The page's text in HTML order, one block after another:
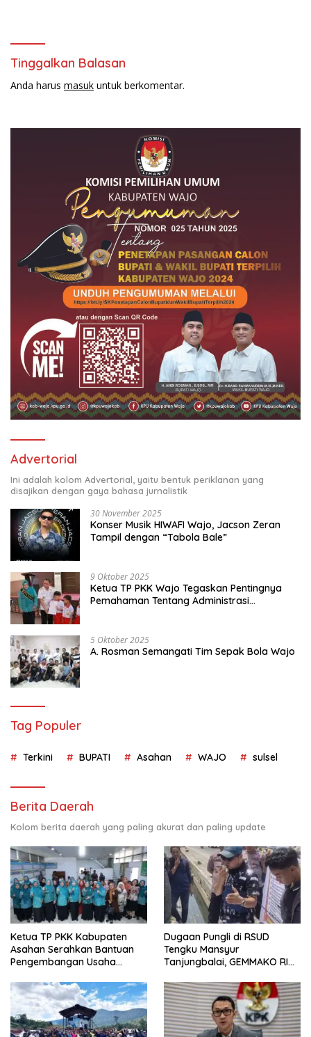
Tinggalkan Balasan
Anda harus masuk untuk berkomentar.
Advertorial
Ini adalah kolom Advertorial, yaitu bentuk periklanan yang
disajikan dengan gaya bahasa jurnalistik
30 November 2025
Konser Musik HIWAFI Wajo, Jacson Zeran
Tampil dengan “Tabola Bale”
9 Oktober 2025
Ketua TP PKK Wajo Tegaskan Pentingnya
Pemahaman Tentang Administrasi
5 Oktober 2025
A. Rosman Semangati Tim Sepak Bola Wajo
Tag Populer
Terkini BUPATI Asahan WAJO sulsel
Berita Daerah
Kolom berita daerah yang paling akurat dan paling update
Ketua TP PKK Kabupaten
Asahan Serahkan Bantuan
Pengembangan Usaha
Pemberdayaan dan
Kesejahteraan Keluarga di
Kelurahan Sentang
Dugaan Pungli di RSUD
Tengku Mansyur
Tanjungbalai, GEMMAKO RI
Tuntas